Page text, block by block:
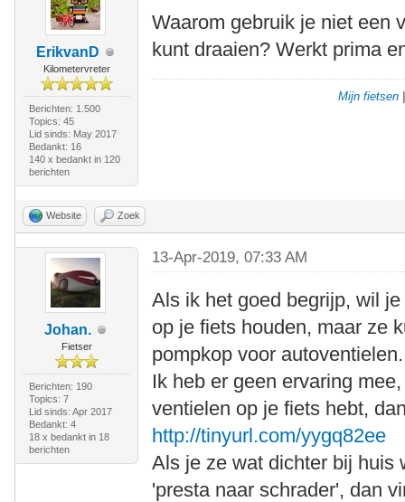
ErikvanD
Kilometervreter
Berichten: 1.500
Topics: 45
Lid sinds: May 2017
Bedankt: 16
140 x bedankt in 120
berichten
Waarom gebruik je niet een
kunt draaien? Werkt prima
Mijn fietsen
Website Zoek
Johan.
Fietser
Berichten: 190
Topics: 7
Lid sinds: Apr 2017
Bedankt: 4
18 x bedankt in 18
berichten
13-Apr-2019, 07:33 AM
Als ik het goed begrijp, wil
op je fiets houden, maar ze
pompkop voor autoventielen.
Ik heb er geen ervaring
ventielen op je fiets hebt,
http://tinyurl.com/yygq82ee
Als je ze wat dichter bij huis
'presta naar schrader', dan